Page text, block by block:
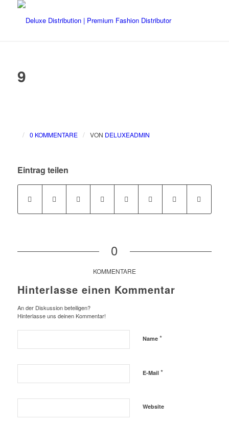
9
/ 0 KOMMENTARE / VON DELUXEADMIN
Eintrag teilen
0
KOMMENTARE
Hinterlasse einen Kommentar
An der Diskussion beteiligen?
Hinterlasse uns deinen Kommentar!
Name *
E-Mail *
Website